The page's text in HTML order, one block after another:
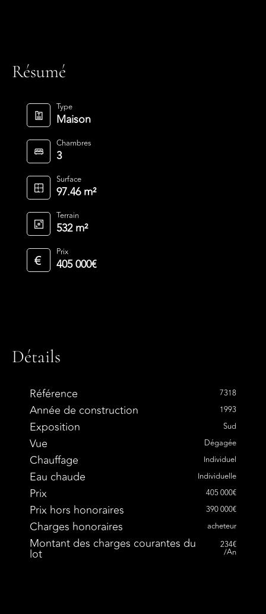
Résumé
Type
Maison
Chambres
3
Surface
97.46 m²
Terrain
532 m²
Prix
405 000€
Détails
Référence 7318
Année de construction 1993
Exposition Sud
Vue Dégagée
Chauffage Individuel
Eau chaude Individuelle
Prix 405 000€
Prix hors honoraires 390 000€
Charges honoraires acheteur
Montant des charges courantes du
lot
234€
/An